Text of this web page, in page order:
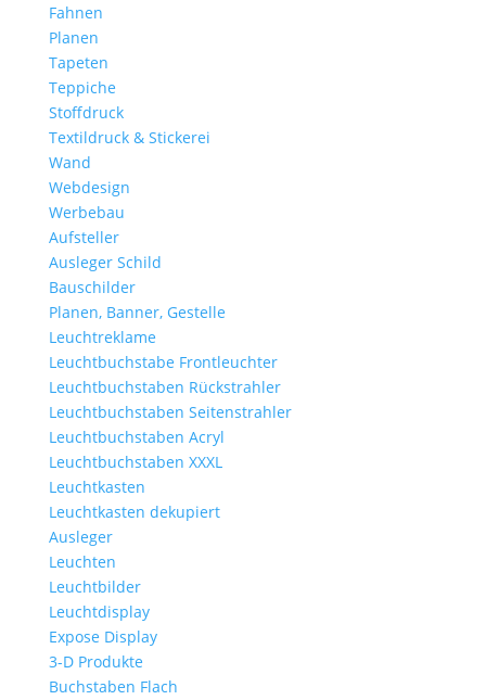
Fahnen
Planen
Tapeten
Teppiche
Stoffdruck
Textildruck & Stickerei
Wand
Webdesign
Werbebau
Aufsteller
Ausleger Schild
Bauschilder
Planen, Banner, Gestelle
Leuchtreklame
Leuchtbuchstabe Frontleuchter
Leuchtbuchstaben Rückstrahler
Leuchtbuchstaben Seitenstrahler
Leuchtbuchstaben Acryl
Leuchtbuchstaben XXXL
Leuchtkasten
Leuchtkasten dekupiert
Ausleger
Leuchten
Leuchtbilder
Leuchtdisplay
Expose Display
3-D Produkte
Buchstaben Flach